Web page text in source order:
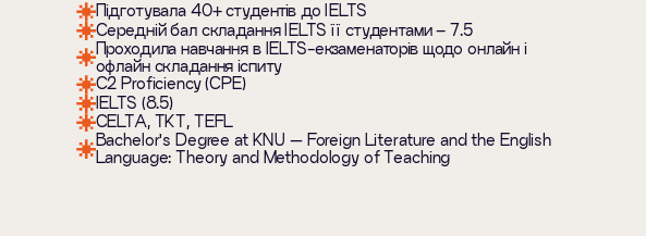
Підготувала 40+ студентів до IELTS
Середній бал складання IELTS її студентами – 7.5
Проходила навчання в IELTS-екзаменаторів щодо онлайн і
офлайн складання іспиту
С2 Proficiency (CPE)
IELTS (8.5)
CELTA, TKT, TEFL
Bachelor's Degree at KNU — Foreign Literature and the English
Language: Theory and Methodology of Teaching